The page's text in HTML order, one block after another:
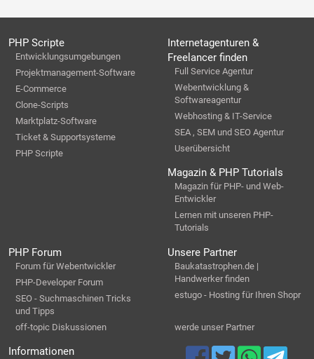
PHP Scripte
Entwicklungsumgebungen
Projektmanagement-Software
E-Commerce
Clone-Scripts
Marktplatz-Software
Ticket & Supportsysteme
PHP Scripte
Internetagenturen &
Freelancer finden
Full Service Agentur
Webentwicklung &
Softwareagentur
Webhosting & IT-Service
SEA , SEM und SEO Agentur
Userübersicht
Magazin & PHP Tutorials
Magazin für PHP- und Web-
Entwickler
Lernen mit unseren PHP-
Tutorials
PHP Forum
Forum für Webentwickler
PHP-Developer Forum
SEO - Suchmaschinen Tricks
und Tipps
off-topic Diskussionen
Unsere Partner
Baukatastrophen.de |
Handwerker finden
estugo - Hosting für Ihren Shopr
werde unser Partner
Informationen